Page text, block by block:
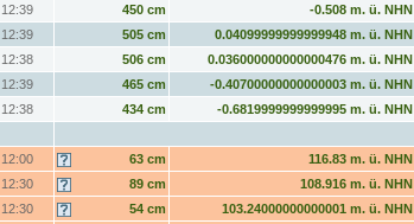
12:39 450 cm
-0.508 m. ü. NHN
12:39 505 cm
0.04099999999999948 m. ü. NHN
12:38 506 cm
0.036000000000000476 m. ü. NHN
12:39 465 cm
-0.40700000000000003 m. ü. NHN
12:38 434 cm
-0.6819999999999995 m. ü. NHN
12:00 63 cm
116.83 m. ü. NHN
12:30 89 cm
108.916 m. ü. NHN
12:30 54 cm
103.24000000000001 m. ü. NHN